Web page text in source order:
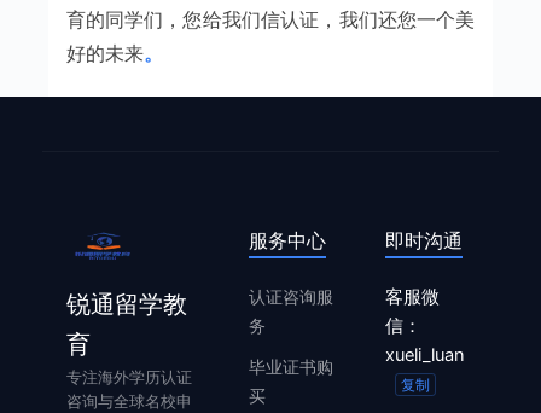
育的同学们，您给我们信认证，我们还您一个美
好的未来。
锐通留学教
育
专注海外学历认证
咨询与全球名校申
服务中心
认证咨询服
务
毕业证书购
买
即时沟通
客服微
信：
xueli_luan
复制